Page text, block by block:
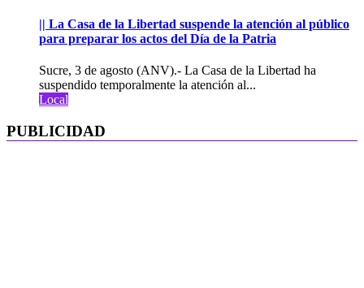
|| La Casa de la Libertad suspende la atención al público
para preparar los actos del Día de la Patria
Sucre, 3 de agosto (ANV).- La Casa de la Libertad ha
suspendido temporalmente la atención al...
Local
PUBLICIDAD